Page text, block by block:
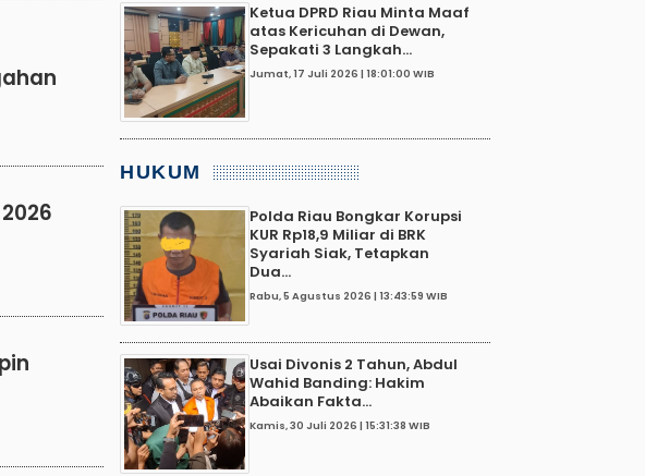
Ketua DPRD Riau Minta Maaf
atas Kericuhan di Dewan,
Sepakati 3 Langkah...
Jumat, 17 Juli 2026 | 18:01:00 WIB
HUKUM
Polda Riau Bongkar Korupsi
KUR Rp18,9 Miliar di BRK
Syariah Siak, Tetapkan
Dua...
Rabu, 5 Agustus 2026 | 13:43:59 WIB
Usai Divonis 2 Tahun, Abdul
Wahid Banding: Hakim
Abaikan Fakta...
Kamis, 30 Juli 2026 | 15:31:38 WIB